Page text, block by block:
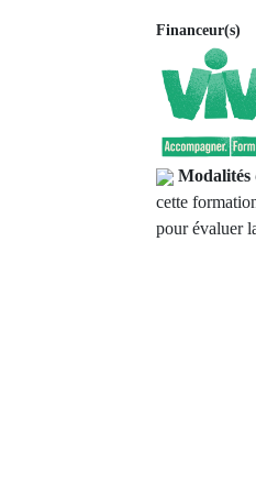
Financeur(s)
Modalités
cette
pour évaluer